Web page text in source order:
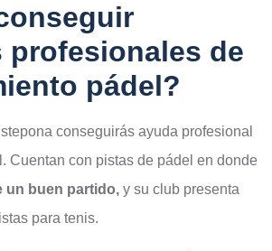
profesionales de
pádel?
conseguirás ayuda profesional
Cuentan con pistas de pádel en donde
un buen partido, y su club presenta
para tenis.